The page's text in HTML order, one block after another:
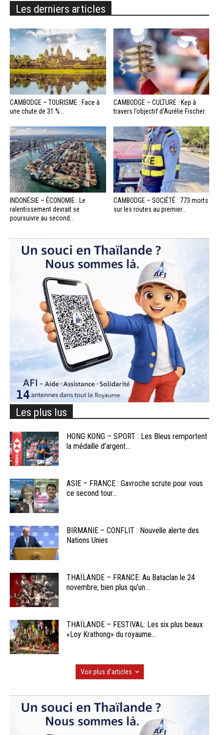
Les derniers articles
CAMBODGE – TOURISME : Face à
une chute de 31 %...
CAMBODGE – CULTURE : Kep à
travers l’objectif d’Aurélie Fischer
INDONÉSIE – ÉCONOMIE : Le
ralentissement devrait se
poursuivre au second...
CAMBODGE – SOCIÉTÉ : 773 morts
sur les routes au premier...
Les plus lus
HONG KONG – SPORT : Les Bleus remportent
la médaille d’argent...
ASIE – FRANCE : Gavroche scrute pour vous
ce second tour...
BIRMANIE – CONFLIT : Nouvelle alerte des
Nations Unies
THAÏLANDE – FRANCE: Au Bataclan le 24
novembre, bien plus qu’un...
THAÏLANDE – FESTIVAL: Les six plus beaux
«Loy Krathong» du royaume...
Voir plus d'articles